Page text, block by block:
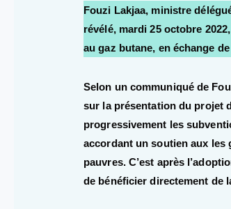
Fouzi Lakjaa, ministre
révélé, mardi 25 octobre
au gaz butane, en échange
Selon un communiqué de
sur la présentation du projet
progressivement les
accordant un soutien aux
pauvres. C’est après
de bénéficier directement de